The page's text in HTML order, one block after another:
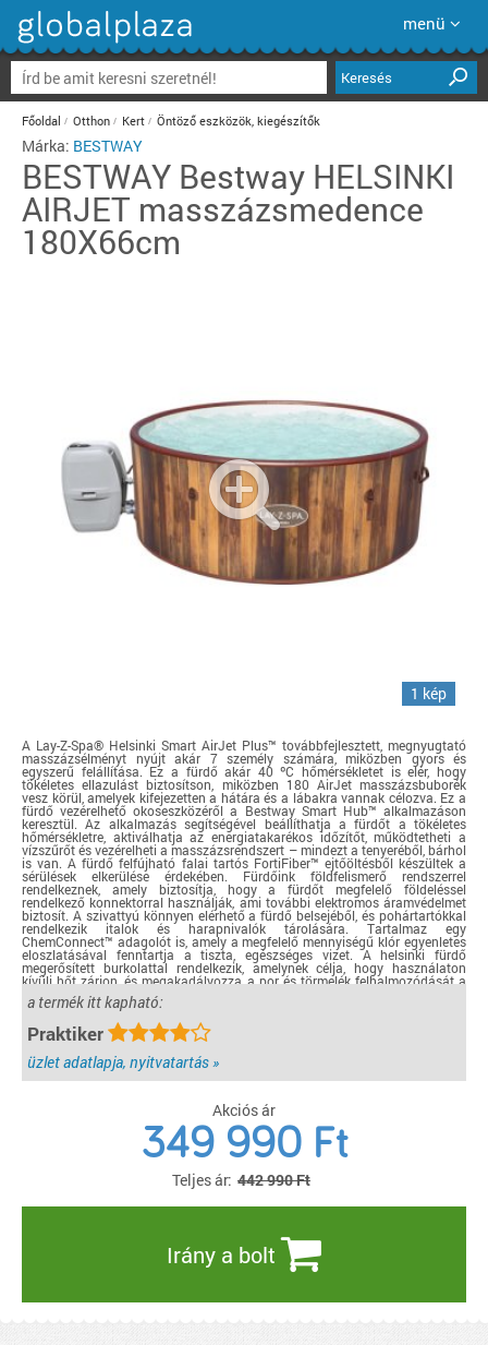
menü
Keresés
Főoldal Otthon Kert Öntöző eszközök, kiegészítők
Márka: BESTWAY
BESTWAY Bestway HELSINKI
AIRJET masszázsmedence
180X66cm
1 kép
A Lay-Z-Spa® Helsinki Smart AirJet Plus™ továbbfejlesztett, megnyugtató
masszázsélményt nyújt akár 7 személy számára, miközben gyors és
egyszerű felállítása. Ez a fürdő akár 40 ºC hőmérsékletet is elér, hogy
tökéletes ellazulást biztosítson, miközben 180 AirJet masszázsbuborék
vesz körül, amelyek kifejezetten a hátára és a lábakra vannak célozva. Ez a
fürdő vezérelhető okoseszközéről a Bestway Smart Hub™ alkalmazáson
keresztül. Az alkalmazás segítségével beállíthatja a fürdőt a tökéletes
hőmérsékletre, aktiválhatja az energiatakarékos időzítőt, működtetheti a
vízszűrőt és vezérelheti a masszázsrendszert – mindezt a tenyeréből, bárhol
is van. A fürdő felfújható falai tartós FortiFiber™ ejtőöltésből készültek a
sérülések elkerülése érdekében. Fürdőink földfelismerő rendszerrel
rendelkeznek, amely biztosítja, hogy a fürdőt megfelelő földeléssel
rendelkező konnektorral használják, ami további elektromos áramvédelmet
biztosít. A szivattyú könnyen elérhető a fürdő belsejéből, és pohártartókkal
rendelkezik italok és harapnivalók tárolására. Tartalmaz egy
ChemConnect™ adagolót is, amely a megfelelő mennyiségű klór egyenletes
eloszlatásával fenntartja a tiszta, egészséges vizet. A helsinki fürdő
megerősített burkolattal rendelkezik, amelynek célja, hogy használaton
kívüli hőt zárjon, és megakadályozza a por és törmelék felhalmozódását a
vízen. Tökéletes méret akár 7 felnőtt számára. Méret: 1,80 m x 66 cm.
Vízkapacitás: 1123 l
részletek...
a termék itt kapható:
Praktiker
üzlet adatlapja, nyitvatartás »
Akciós ár
349 990 Ft
Teljes ár: 442 990 Ft
Irány a bolt